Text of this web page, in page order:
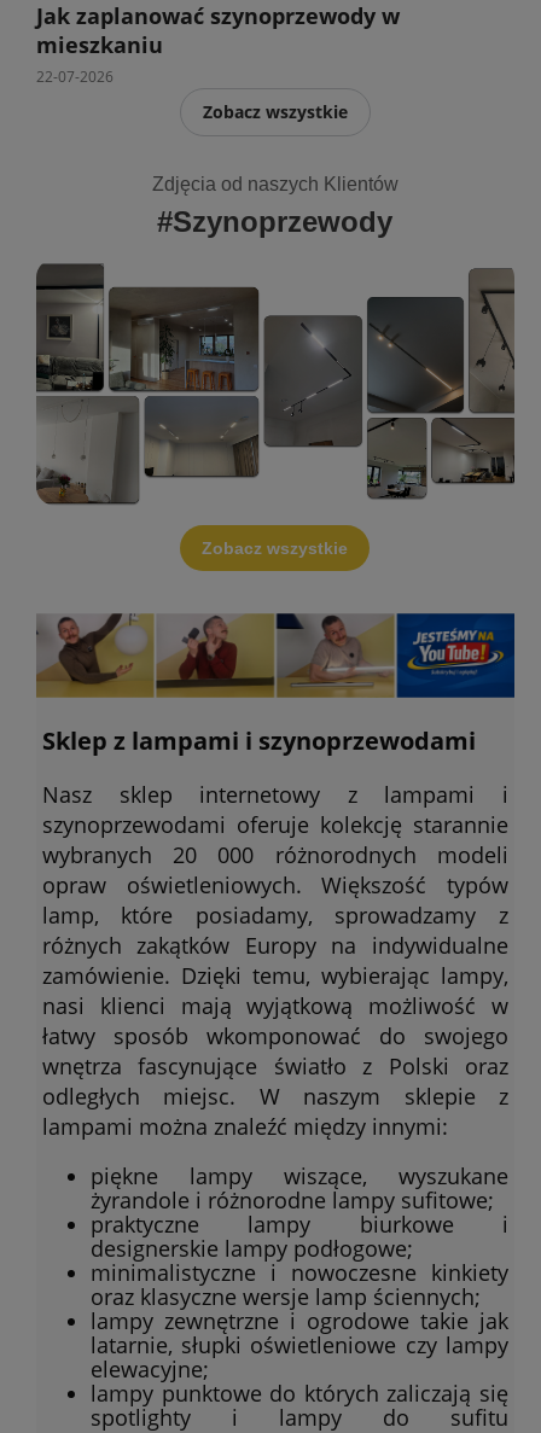
Jak zaplanować szynoprzewody w
mieszkaniu
22-07-2026
Zobacz wszystkie
Zdjęcia od naszych Klientów
#Szynoprzewody
Zobacz wszystkie
Sklep z lampami i szynoprzewodami
Nasz sklep internetowy z lampami i
szynoprzewodami oferuje kolekcję starannie
wybranych 20 000 różnorodnych modeli
opraw oświetleniowych. Większość typów
lamp, które posiadamy, sprowadzamy z
różnych zakątków Europy na indywidualne
zamówienie. Dzięki temu, wybierając lampy,
nasi klienci mają wyjątkową możliwość w
łatwy sposób wkomponować do swojego
wnętrza fascynujące światło z Polski oraz
odległych miejsc. W naszym sklepie z
lampami można znaleźć między innymi:
piękne lampy wiszące, wyszukane
żyrandole i różnorodne lampy sufitowe;
praktyczne lampy biurkowe i
designerskie lampy podłogowe;
minimalistyczne i nowoczesne kinkiety
oraz klasyczne wersje lamp ściennych;
lampy zewnętrzne i ogrodowe takie jak
latarnie, słupki oświetleniowe czy lampy
elewacyjne;
lampy punktowe do których zaliczają się
spotlighty i lampy do sufitu